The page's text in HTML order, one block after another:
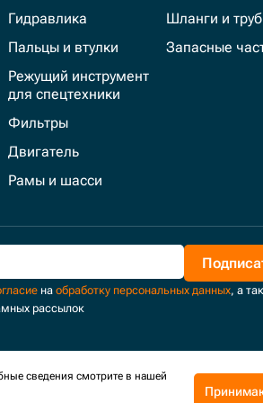
Гидравлика
Пальцы и втулки
Режущий инструмент
для спецтехники
Фильтры
Двигатель
Рамы и шасси
Шланги и
Запасные
на обработку персональных данных, а
рассылок
Поддержка и развитие
сведения смотрите в нашей